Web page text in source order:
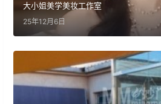
大小姐美学美妆工作室
25年12月6日